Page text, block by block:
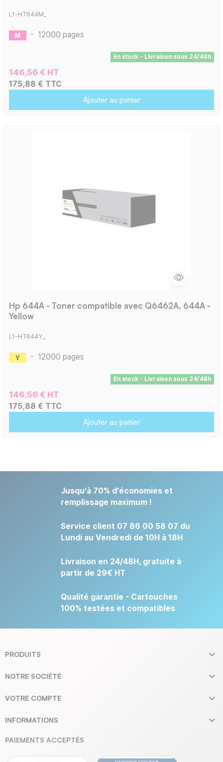
L1-HT644M_
- 12000 pages
En stock - Livraison sous 24/48h
146,56 € HT
175,88 € TTC
Ajouter au panier
Hp 644A - Toner compatible avec Q6462A, 644A -
Yellow
L1-HT644Y_
- 12000 pages
En stock - Livraison sous 24/48h
146,56 € HT
175,88 € TTC
Ajouter au panier
Jusqu'à 70% d'économies et
remplissage maximum !
Service client 07 86 00 58 07 du
Lundi au Vendredi de 10H à 18H
Livraison en 24/48H, gratuite à
partir de 29€ HT
Qualité garantie - Cartouches
100% testées et compatibles
PRODUITS 
NOTRE SOCIÉTÉ 
VOTRE COMPTE 
INFORMATIONS 
PAIEMENTS ACCEPTÉS